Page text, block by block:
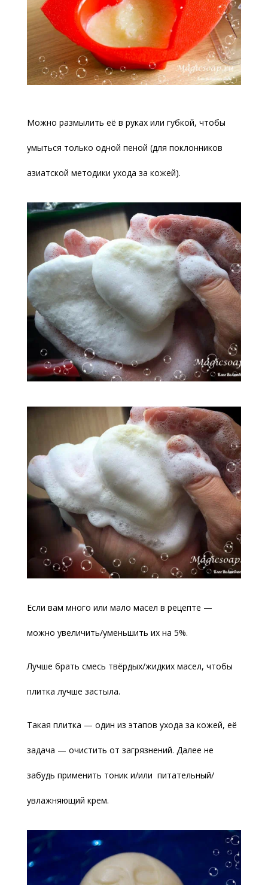
Можно размылить её в руках или губкой, чтобы
умыться только одной пеной (для поклонников
азиатской методики ухода за кожей).
Если вам много или мало масел в рецепте —
можно увеличить/уменьшить их на 5%.
Лучше брать смесь твёрдых/жидких масел, чтобы
плитка лучше застыла.
Такая плитка — один из этапов ухода за кожей, её
задача — очистить от загрязнений. Далее не
забудь применить тоник и/или питательный/
увлажняющий крем.